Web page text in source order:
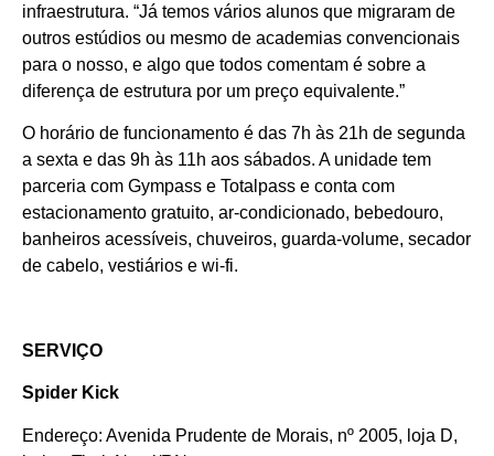
Cotidiano
Acontece no
Comércio e
infraestrutura. “Já temos vários alunos que migraram de
outros estúdios ou mesmo de academias convencionais
para o nosso, e algo que todos comentam é sobre a
diferença de estrutura por um preço equivalente.”
O horário de funcionamento é das 7h às 21h de segunda
a sexta e das 9h às 11h aos sábados. A unidade tem
parceria com Gympass e Totalpass e conta com
estacionamento gratuito, ar-condicionado, bebedouro,
banheiros acessíveis, chuveiros, guarda-volume, secador
de cabelo, vestiários e wi-fi.
SERVIÇO
Spider Kick
Endereço: Avenida Prudente de Morais, nº 2005, loja D,